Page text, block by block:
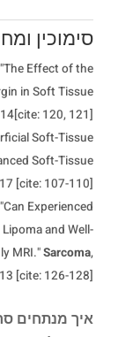
סימוכין
Effect of the
in Soft Tissue
120, 121].
Soft-Tissue
Soft-Tissue
[cite: 107-110].
Experienced
and Well-
MRI."Sarcoma,
[cite: 126-128].
איך מנתחים